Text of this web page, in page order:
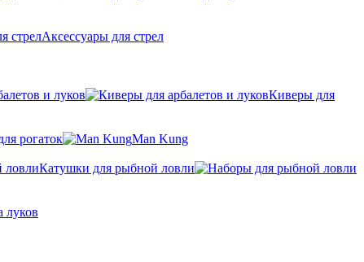
Аксессуары для стрел
и луков
Киверы для
рогаток
Man Kung
Катушки для рыбной ловли
луков